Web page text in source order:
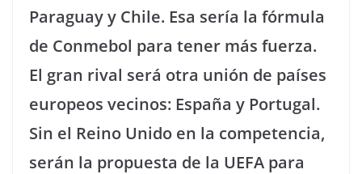
Paraguay y Chile. Esa sería la fórmula
de Conmebol para tener más fuerza.
El gran rival será otra unión de países
europeos vecinos: España y Portugal.
Sin el Reino Unido en la competencia,
serán la propuesta de la UEFA para